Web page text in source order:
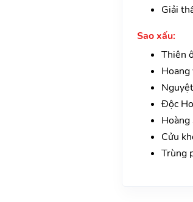
Giải
Sao xấu:
Thiên
Hoang
Độc
Hoàng
Cửu
Trùng